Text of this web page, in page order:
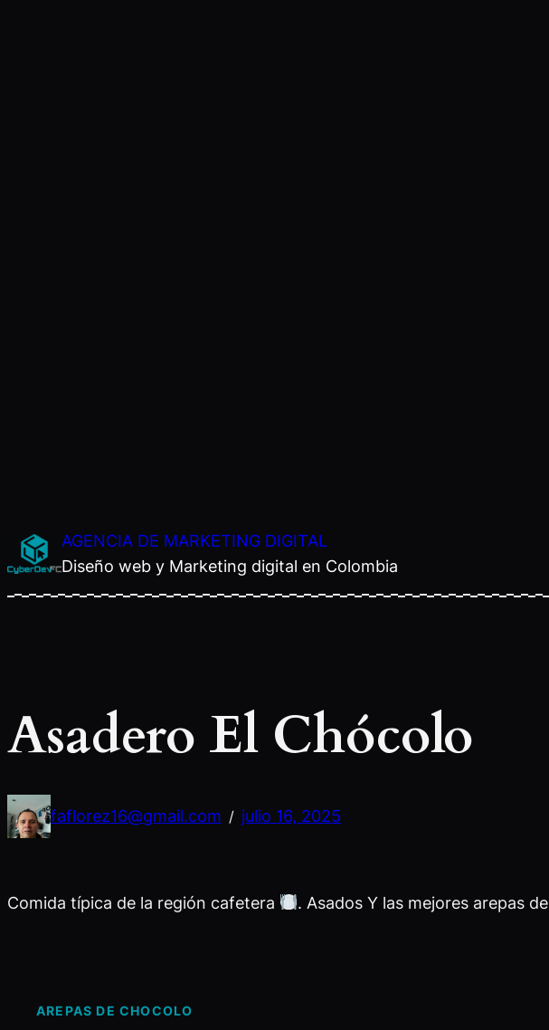
contenido
AGENCIA DE MARKETING DIGITAL
Diseño web y Marketing digital en Colombia
Asadero El Chócolo
faflorez16@gmail.com / julio 16, 2025
Comida típica de la región cafetera . Asados Y las mejores arepas de
AREPAS DE CHOCOLO